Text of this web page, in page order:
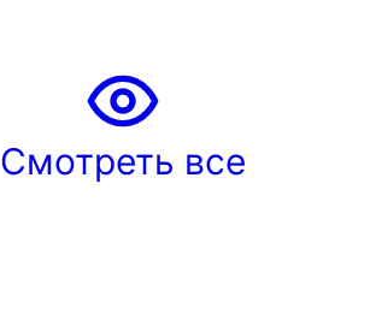
Смотреть все